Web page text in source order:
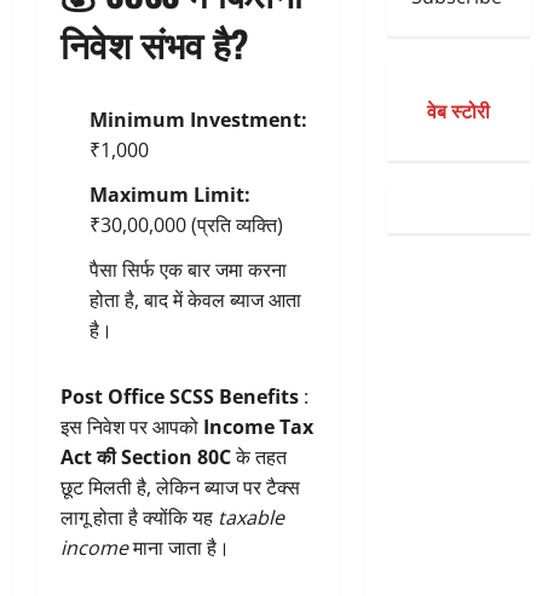
निवेश संभव है?
Minimum Investment:
₹1,000
Maximum Limit:
₹30,00,000 (प्रति व्यक्ति)
पैसा सिर्फ एक बार जमा करना
होता है, बाद में केवल ब्याज आता
है।
Post Office SCSS Benefits :
इस निवेश पर आपको Income Tax
Act की Section 80Cके तहत
छूट मिलती है, लेकिन ब्याज पर टैक्स
लागू होता है क्योंकि यह taxable
incomeमाना जाता है।
वेब स्टोरी